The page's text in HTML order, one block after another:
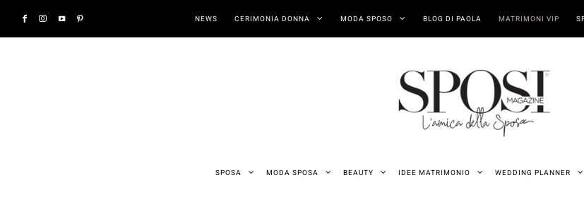
NEWS CERIMONIA DONNA MODA SPOSO BLOG DI PAOLA MATRIMONI VIP
SPOSA MODA SPOSA BEAUTY IDEE MATRIMONIO WEDDING PLANNER